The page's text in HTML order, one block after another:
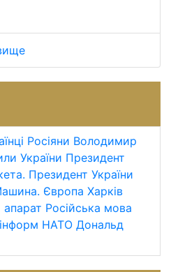
Росіяни Володимир
України Президент
Президент України
Європа Харків
апарат Російська мова
НАТО Дональд